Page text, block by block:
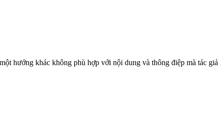
hướng khác không phù hợp với nội dung và thông điệp mà tác giả